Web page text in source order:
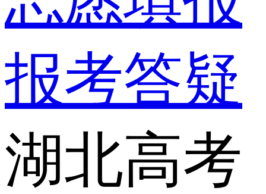
报考答疑
湖北高考